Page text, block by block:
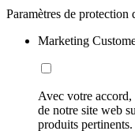
Paramètres de protection
Marketing
Avec votre
de notre site web
produits